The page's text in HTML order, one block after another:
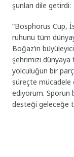
şunları dile getirdi:
“Bosphorus Cup,
ruhunu tüm
Boğaz’ın
şehrimizi dünyaya
yolculuğun bir
süreçte mücadele
ediyorum. Sporun
desteği geleceğe